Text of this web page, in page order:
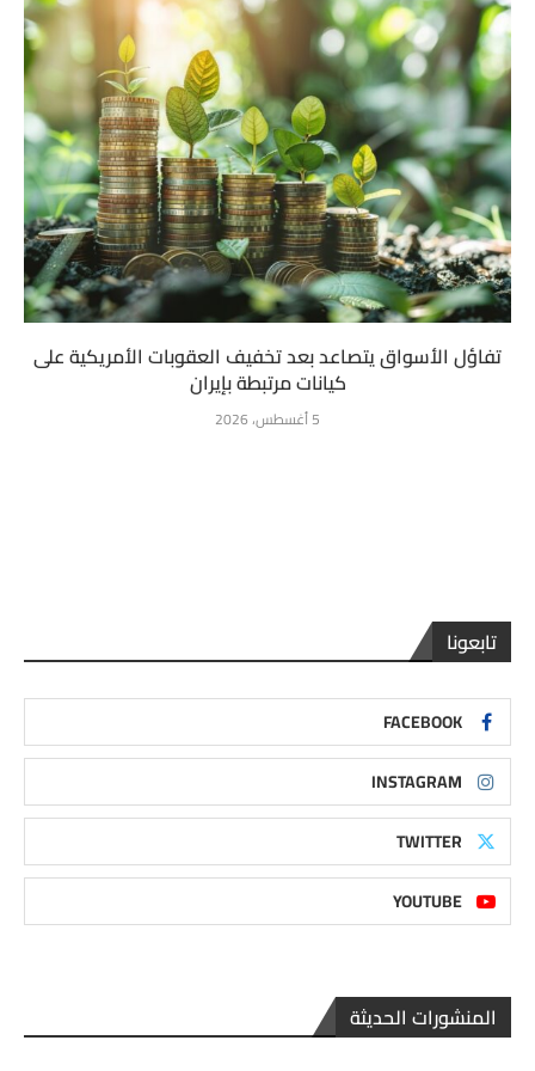
تفاؤل الأسواق يتصاعد بعد تخفيف العقوبات الأمريكية على
كيانات مرتبطة بإيران
5 أغسطس، 2026
تابعونا
FACEBOOK
INSTAGRAM
TWITTER
YOUTUBE
المنشورات الحديثة